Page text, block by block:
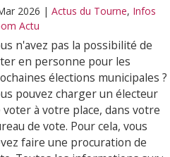
2026 |Actus du Tourne, Infos
Actu
n'avez pas la possibilité de
en personne pour les
élections municipales ?
pouvez charger un électeur
voter à votre place, dans votre
de vote. Pour cela, vous
faire une procuration de